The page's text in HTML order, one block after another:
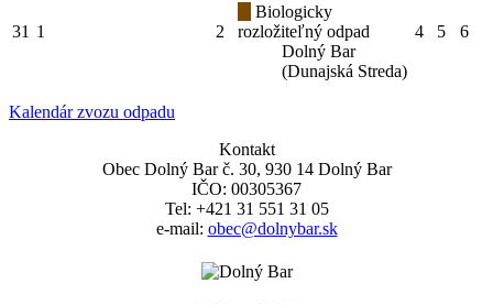
31 1 2
Biologicky
rozložiteľný odpad
Dolný Bar
(Dunajská Streda)
4 5 6
Kalendár zvozu odpadu
Kontakt
Obec Dolný Bar č. 30, 930 14 Dolný Bar
IČO: 00305367
Tel: +421 31 551 31 05
e-mail: obec@dolnybar.sk